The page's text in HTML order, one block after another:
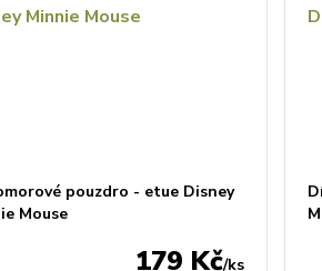
pouzdro - etue Disney
Mouse
179 Kč/ks